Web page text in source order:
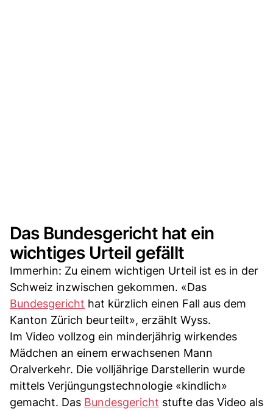
Das Bundesgericht hat ein
wichtiges Urteil gefällt
Immerhin: Zu einem wichtigen Urteil ist es in der
Schweiz inzwischen gekommen. «Das
Bundesgericht hat kürzlich einen Fall aus dem
Kanton Zürich beurteilt», erzählt Wyss.
Im Video vollzog ein minderjährig wirkendes
Mädchen an einem erwachsenen Mann
Oralverkehr. Die volljährige Darstellerin wurde
mittels Verjüngungstechnologie «kindlich»
gemacht. Das Bundesgericht stufte das Video als